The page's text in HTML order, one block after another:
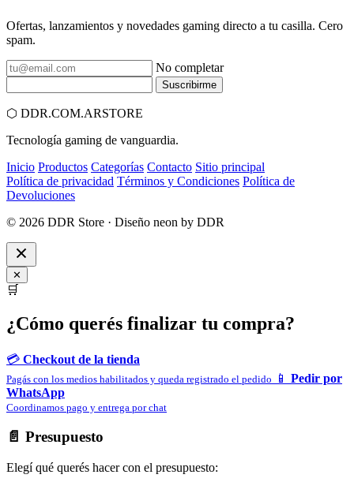
Ofertas, lanzamientos y novedades gaming directo a tu casilla. Cero
spam.
No completar
Suscribirme
⬡ DDR.COM.ARSTORE
Tecnología gaming de vanguardia.
Inicio Productos Categorías Contacto Sitio principal
Política de privacidad Términos y Condiciones Política de
Devoluciones
© 2026 DDR Store · Diseño neon by DDR
✕
🛒
¿Cómo querés finalizar tu compra?
💳 Checkout de la tienda
Pagás con los medios habilitados y queda registrado el pedido 📱 Pedir por
WhatsApp
Coordinamos pago y entrega por chat
📄 Presupuesto
Elegí qué querés hacer con el presupuesto: